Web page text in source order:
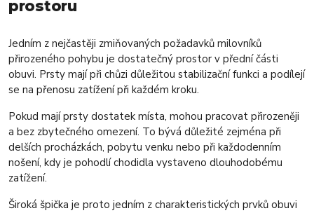
prostoru
Jedním z nejčastěji zmiňovaných požadavků milovníků
přirozeného pohybu je dostatečný prostor v přední části
obuvi. Prsty mají při chůzi důležitou stabilizační funkci a podílejí
se na přenosu zatížení při každém kroku.
Pokud mají prsty dostatek místa, mohou pracovat přirozeněji
a bez zbytečného omezení. To bývá důležité zejména při
delších procházkách, pobytu venku nebo při každodenním
nošení, kdy je pohodlí chodidla vystaveno dlouhodobému
zatížení.
Široká špička je proto jedním z charakteristických prvků obuvi